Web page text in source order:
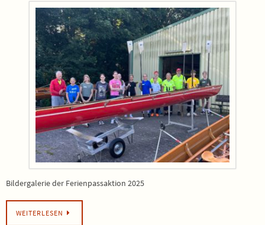
Bildergalerie der Ferienpassaktion 2025
WEITERLESEN